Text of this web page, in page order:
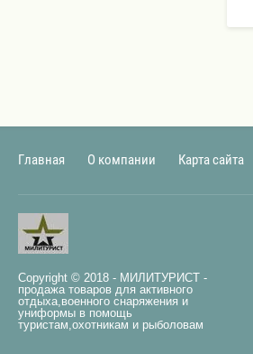
Главная О компании Карта сайта
Copyright © 2018 - МИЛИТУРИСТ -
продажа товаров для активного
отдыха,военного снаряжения и
униформы в помощь
туристам,охотникам и рыболовам